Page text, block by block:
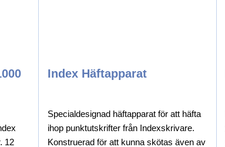
12
Index Häftapparat
Specialdesignad häftapparat för att häfta
ihop punktutskrifter från Indexskrivare.
Konstruerad för att kunna skötas även av